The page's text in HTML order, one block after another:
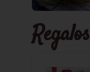
Regalos